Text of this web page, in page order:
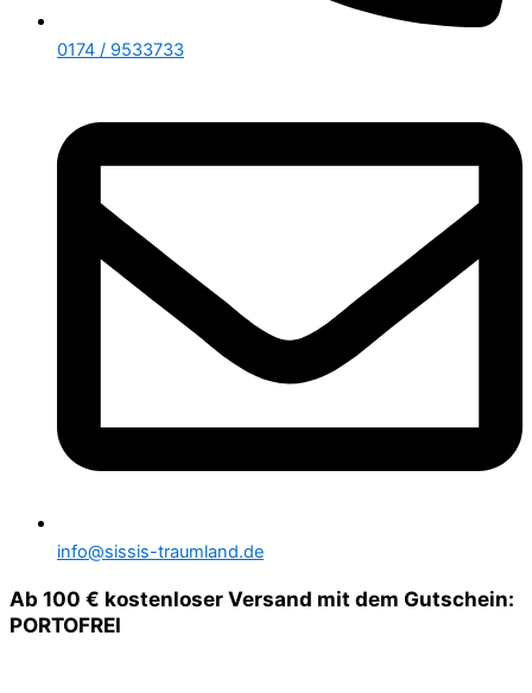
0174 / 9533733
info@sissis-traumland.de
Ab 100 € kostenloser Versand mit dem Gutschein:
PORTOFREI